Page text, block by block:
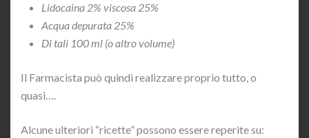
Lidocaina 2% viscosa 25%
Acqua depurata 25%
Di tali 100 ml (o altro volume)
Il Farmacista può quindi realizzare proprio tutto, o
quasi….
Alcune ulteriori “ricette” possono essere reperite su: